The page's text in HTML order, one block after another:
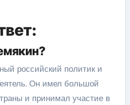
российский политик и
Он имел большой
и принимал участие в